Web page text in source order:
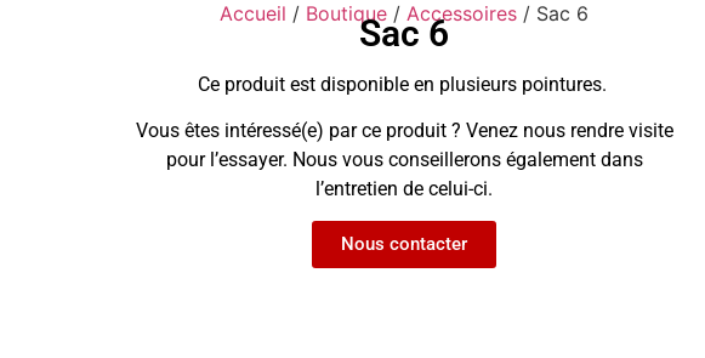
Accueil / Boutique /Accessoires / Sac 6
Sac 6
Ce produit est disponible en plusieurs pointures.
Vous êtes intéressé(e) par ce produit ? Venez nous rendre visite
pour l’essayer. Nous vous conseillerons également dans
l’entretien de celui-ci.
Nous contacter